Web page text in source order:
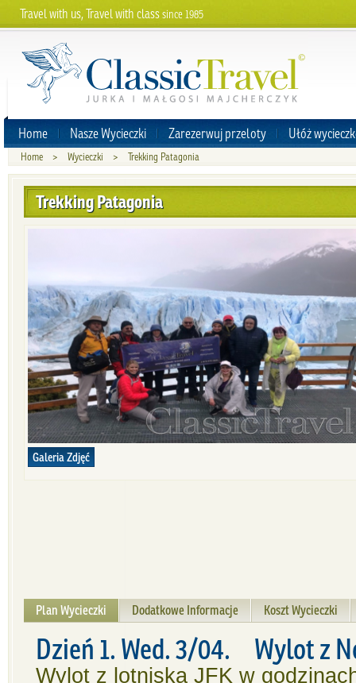
Travel with us, Travel with classsince 1985
Home Nasze Wycieczki Zarezerwuj przeloty Ułóż
Home > Wycieczki > Trekking Patagonia
Trekking Patagonia
Galeria Zdjęć
Plan Wycieczki Dodatkowe Informacje Koszt Wycieczki
Dzień 1. Wed. 3/04. Wylot z
Wylot z lotniska JFK w